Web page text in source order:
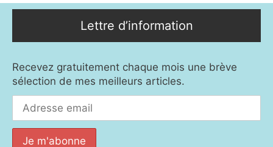
Lettre d’information
Recevez gratuitement chaque mois une brève
sélection de mes meilleurs articles.